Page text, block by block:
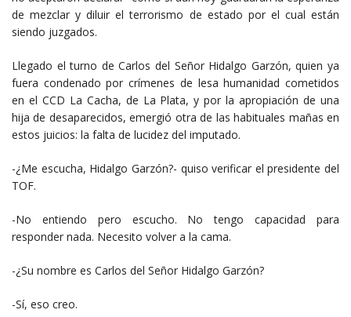
de mezclar y diluir el terrorismo de estado por el cual están
siendo juzgados.
Llegado el turno de Carlos del Señor Hidalgo Garzón, quien ya
fuera condenado por crímenes de lesa humanidad cometidos
en el CCD La Cacha, de La Plata, y por la apropiación de una
hija de desaparecidos, emergió otra de las habituales mañas en
estos juicios: la falta de lucidez del imputado.
-¿Me escucha, Hidalgo Garzón?- quiso verificar el presidente del
TOF.
-No entiendo pero escucho. No tengo capacidad para
responder nada. Necesito volver a la cama.
-¿Su nombre es Carlos del Señor Hidalgo Garzón?
-Sí, eso creo.